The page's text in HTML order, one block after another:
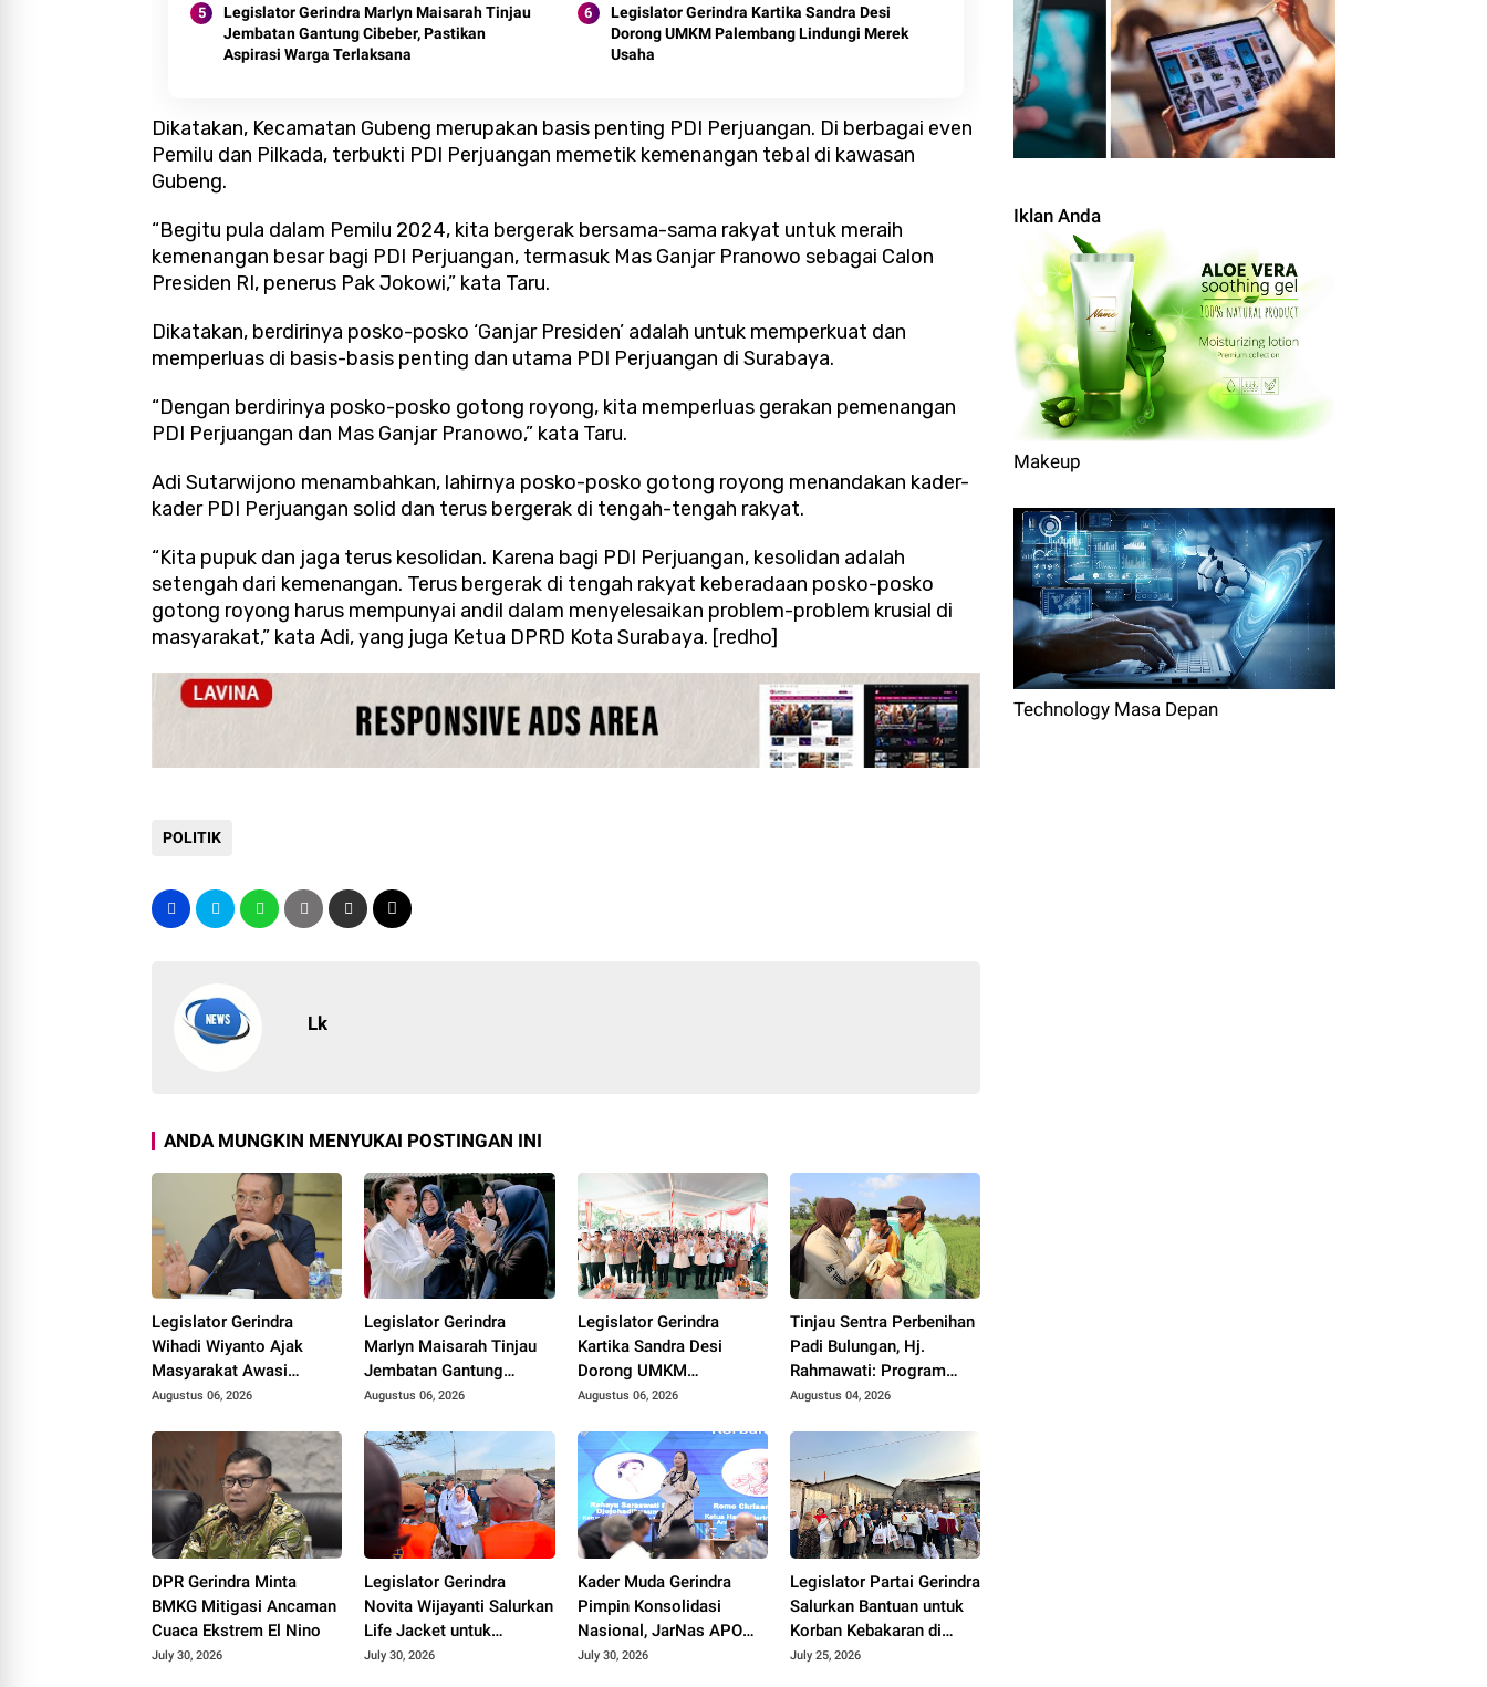
Legislator Gerindra Marlyn Maisarah Tinjau
Jembatan Gantung Cibeber, Pastikan
Aspirasi Warga Terlaksana
Legislator Gerindra Kartika Sandra Desi
Dorong UMKM Palembang Lindungi Merek
Usaha
Dikatakan, Kecamatan Gubeng merupakan basis penting PDI Perjuangan. Di berbagai even
Pemilu dan Pilkada, terbukti PDI Perjuangan memetik kemenangan tebal di kawasan
Gubeng.
“Begitu pula dalam Pemilu 2024, kita bergerak bersama-sama rakyat untuk meraih
kemenangan besar bagi PDI Perjuangan, termasuk Mas Ganjar Pranowo sebagai Calon
Presiden RI, penerus Pak Jokowi,” kata Taru.
Dikatakan, berdirinya posko-posko ‘Ganjar Presiden’ adalah untuk memperkuat dan
memperluas di basis-basis penting dan utama PDI Perjuangan di Surabaya.
“Dengan berdirinya posko-posko gotong royong, kita memperluas gerakan pemenangan
PDI Perjuangan dan Mas Ganjar Pranowo,” kata Taru.
Adi Sutarwijono menambahkan, lahirnya posko-posko gotong royong menandakan kader-
kader PDI Perjuangan solid dan terus bergerak di tengah-tengah rakyat.
“Kita pupuk dan jaga terus kesolidan. Karena bagi PDI Perjuangan, kesolidan adalah
setengah dari kemenangan. Terus bergerak di tengah rakyat keberadaan posko-posko
gotong royong harus mempunyai andil dalam menyelesaikan problem-problem krusial di
masyarakat,” kata Adi, yang juga Ketua DPRD Kota Surabaya. [redho]
POLITIK
Lk
ANDA MUNGKIN MENYUKAI POSTINGAN INI
Legislator Gerindra
Wihadi Wiyanto Ajak
Masyarakat Awasi
Program Makan Bergizi
Sasaran
Augustus 06, 2026
Legislator Gerindra
Marlyn Maisarah Tinjau
Jembatan Gantung
Cibeber, Pastikan
Terlaksana
Augustus 06, 2026
Legislator Gerindra
Kartika Sandra Desi
Dorong UMKM
Palembang Lindungi
Augustus 06, 2026
Tinjau Sentra Perbenihan
Padi Bulungan, Hj.
Rahmawati: Program
Prabowo Bikin Petani
Augustus 04, 2026
DPR Gerindra Minta
BMKG Mitigasi Ancaman
Cuaca Ekstrem El Nino
July 30, 2026
Legislator Gerindra
Novita Wijayanti Salurkan
Life Jacket untuk
Nelayan Cilacap,
July 30, 2026
Kader Muda Gerindra
Pimpin Konsolidasi
Nasional, JarNas APO
Perkuat Perlawanan
July 30, 2026
Legislator Partai Gerindra
Salurkan Bantuan untuk
Korban Kebakaran di
Cakung Timur, Wujud
July 25, 2026
Iklan Anda
Makeup
Technology Masa Depan